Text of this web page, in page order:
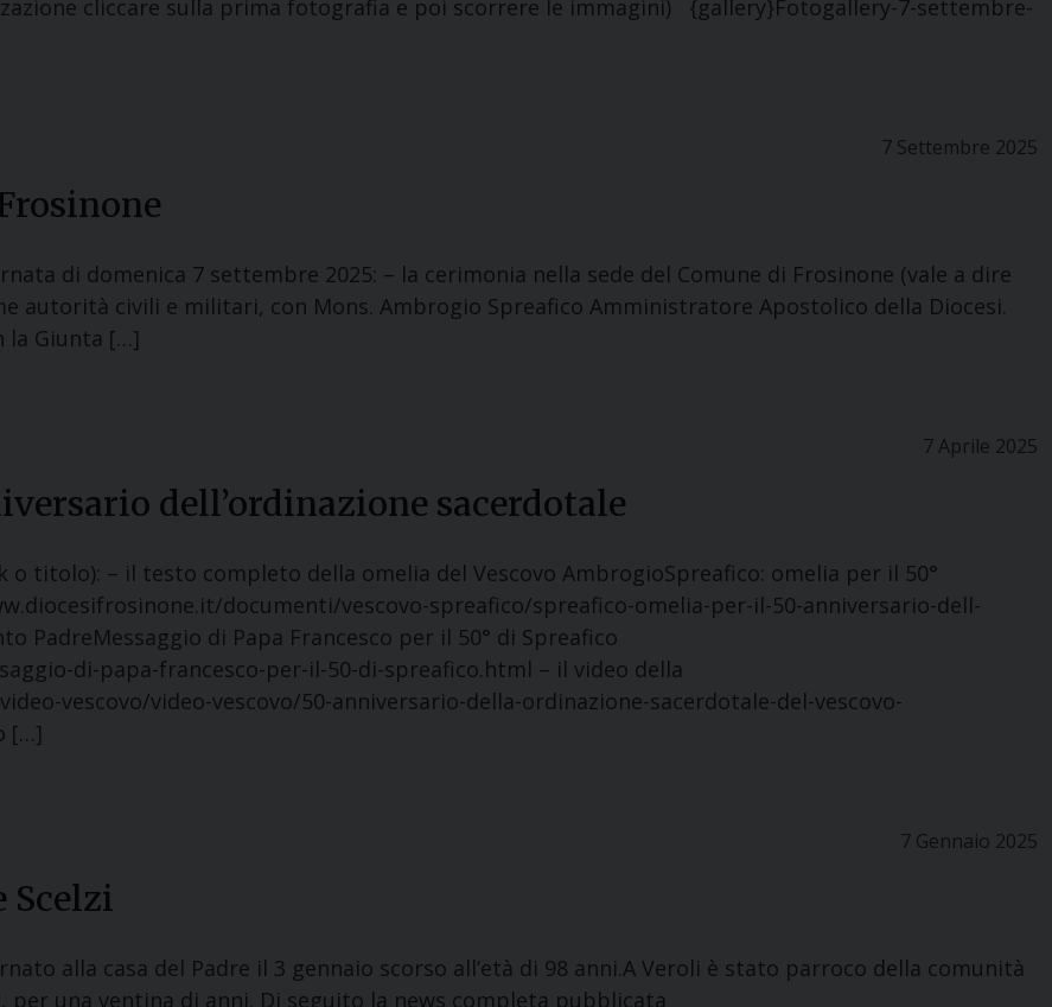
cliccare sulla prima fotografia e poi scorrere le immagini) {gallery}Fotogallery-7-settembre-
7 Settembre 2025
di domenica 7 settembre 2025: – la cerimonia nella sede del Comune di Frosinone (vale a dire
autorità civili e militari, con Mons. Ambrogio Spreafico Amministratore Apostolico della Diocesi.
la Giunta […]
7 Aprile 2025
dell’ordinazione sacerdotale
titolo): – il testo completo della omelia del Vescovo AmbrogioSpreafico: omelia per il 50°
documenti/vescovo-spreafico/spreafico-omelia-per-il-50-anniversario-dell-
PadreMessaggio di Papa Francesco per il 50° di Spreafico
di-papa-francesco-per-il-50-di-spreafico.html – il video della
vescovo/video-vescovo/50-anniversario-della-ordinazione-sacerdotale-del-vescovo-
[…]
7 Gennaio 2025
Scelzi
alla casa del Padre il 3 gennaio scorso all’età di 98 anni.A Veroli è stato parroco della comunità
per una ventina di anni. Di seguito la news completa pubblicata